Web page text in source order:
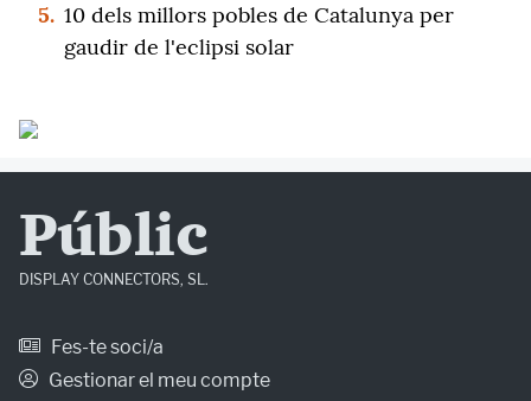
5. 10 dels millors pobles de Catalunya per
gaudir de l'eclipsi solar
Públic
DISPLAY CONNECTORS, SL.
Fes-te soci/a
Gestionar el meu compte